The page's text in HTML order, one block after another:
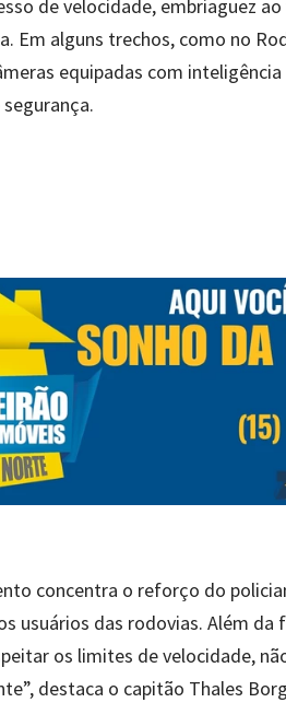
de velocidade, embriaguez
Em alguns trechos, como no
equipadas com
concentra o reforço do
usuários das rodovias. Além
os limites de velocidade,
destaca o capitão Thales